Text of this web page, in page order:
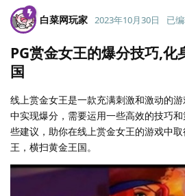
白菜网玩家 2023年10月30日 已
PG赏金女王的爆分技巧,化
国
线上赏金女王是一款充满刺激和激动的
中实现爆分，需要运用一些高效的技巧
些建议，助你在线上赏金女王的游戏中
王，横扫黄金王国。